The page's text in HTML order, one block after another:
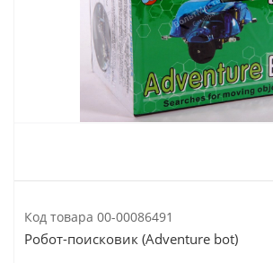
Код товара 00-00086491
Робот-поисковик (Adventure bot)